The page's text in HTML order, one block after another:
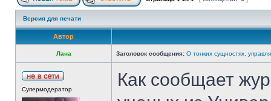
Версия для печати
Автор
Лана Заголовок сообщения: О тонких сущностях,
Супермодератор
Как сообщает